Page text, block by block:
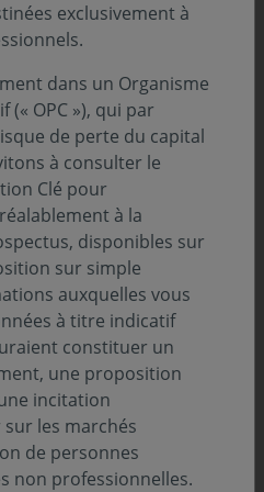
mettent leur expertise
un climat de travail où la
interne, c’est
à forte valeur
la société et nos
de travail. »
Général Délégué en charge de
supports et de contrôle
exclusivement à
dans un Organisme
(« OPC »), qui par
de perte du capital
à consulter le
Clé pour
à la
disponibles sur
sur simple
auxquelles vous
à titre indicatif
constituer un
une proposition
incitation
les marchés
de personnes
non professionnelles.